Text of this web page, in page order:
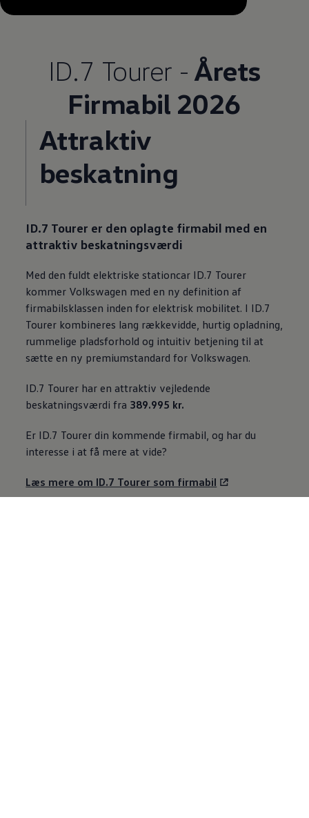
Remaining time, --:--
ID.7 Tourer - Årets
Firmabil 2026
Attraktiv
beskatning
ID.7 Tourer er den oplagte firmabil med en
attraktiv beskatningsværdi
Med den fuldt elektriske stationcar ID.7 Tourer
kommer Volkswagen med en ny definition af
firmabilsklassen inden for elektrisk mobilitet. I ID.7
Tourer kombineres lang rækkevidde, hurtig opladning,
rummelige pladsforhold og intuitiv betjening til at
sætte en ny premiumstandard for Volkswagen.
ID.7 Tourer har en attraktiv vejledende
beskatningsværdi fra 389.995 kr.
Er ID.7 Tourer din kommende firmabil, og har du
interesse i at få mere at vide?
Læs mere om ID.7 Tourer som firmabil